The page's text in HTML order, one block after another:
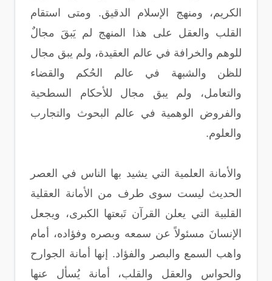
الكريم، ومنهج الإسلام الدقيق. ومتى استقام
القلب والعقل على هذا المنهج لم يَبقَ مجالٌ
للوهم والخرافة في عالم العقيدة، ولم يبق مجال
للظن والشبهة في عالم الحُكم والقضاء
والتعامل، ولم يبق مجال للأحكام السطحية
والفروض الوهمية في عالم البحوث والتجارب
والعلوم.
والأمانة العلمية التي يشيد بها الناس في العصر
الحديث ليست سوى طرف من الأمانة العقلية
القلبية التي يعلن القرآن تَبعتها الكبرى، ويجعل
الإنسانَ مسئولاً عن سمعه وبصره وفؤاده، أمام
واهب السمع والبصر والفؤاد. إنها أمانة الجوارح
والحواس والعقل والقلب، أمانة يُسأل عنها